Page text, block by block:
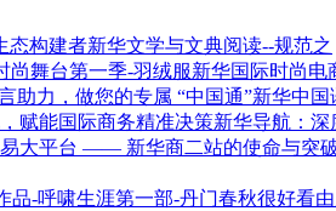
新华文学与文典阅读--规范之
新华国际时尚电
新华中国
新华导航：深